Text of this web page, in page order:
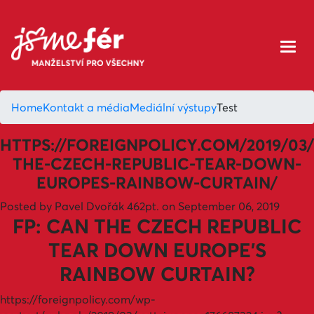
HomeKontakt a médiaMediální výstupyTest
HTTPS://FOREIGNPOLICY.COM/2019/
THE-CZECH-REPUBLIC-TEAR-DOWN-
EUROPES-RAINBOW-CURTAIN/
Posted by Pavel Dvořák 462pt. on September 06, 2019
FP: CAN THE CZECH REPUBLIC
TEAR DOWN EUROPE’S
RAINBOW CURTAIN?
https://foreignpolicy.com/wp-